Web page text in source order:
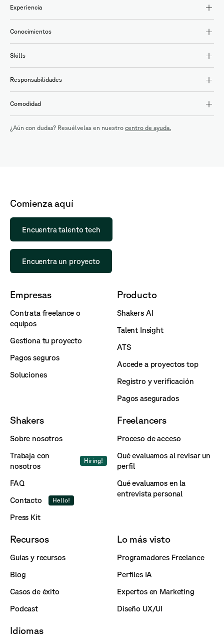
Experiencia
Conocimientos
Skills
Responsabilidades
Comodidad
¿Aún con dudas? Resuélvelas en nuestro centro de ayuda.
Comienza aquí
Encuentra talento tech
Encuentra un proyecto
Empresas
Contrata freelance o
equipos
Gestiona tu proyecto
Pagos seguros
Soluciones
Producto
Shakers AI
Talent Insight
ATS
Accede a proyectos top
Registro y verificación
Pagos asegurados
Shakers
Sobre nosotros
Trabaja con
nosotros
Hiring!
FAQ
Contacto
Hello!
Press Kit
Freelancers
Proceso de acceso
Qué evaluamos al revisar un
perfil
Qué evaluamos en la
entrevista personal
Recursos
Guías y recursos
Blog
Casos de éxito
Podcast
Lo más visto
Programadores Freelance
Perfiles IA
Expertos en Marketing
Diseño UX/UI
Idiomas